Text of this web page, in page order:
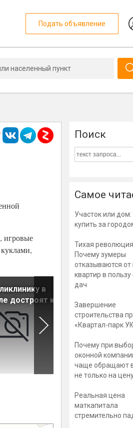
Подать объявление
игровые
в
достроят к
В Сосновом
комплекс
Поиск
Самое
Участок или дом:
купить за
Тихая
Почему зумеры
отказываются
квартир в
дач
Завершение
строительства
«Квартал-парк
Почему при
оконной
чаще обращают
не только на
Реальная цена
маткапитала
стремительно